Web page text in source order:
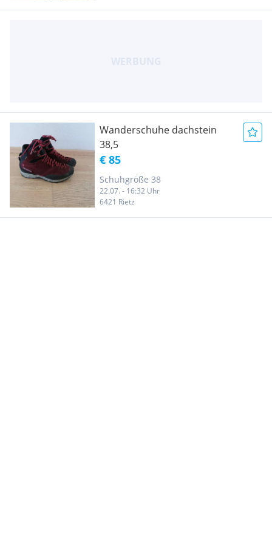
Wanderschuhe dachstein
38,5
€ 85
Schuhgröße 38
22.07. - 16:32 Uhr
6421 Rietz